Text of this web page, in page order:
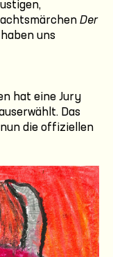
Der
haben uns
hat eine Jury
Das
die offiziellen